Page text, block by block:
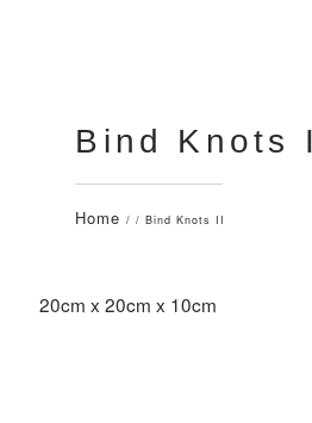
Bind Knots
Home/ / Bind Knots II
20cm x 20cm x 10cm